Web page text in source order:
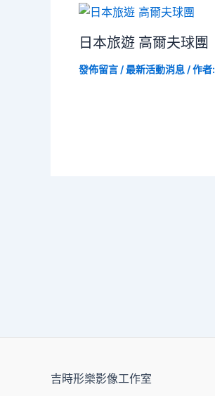
日本旅遊 高爾夫球團
發佈留言 /最新活動消息 / 作者:
吉時形樂影像工作室